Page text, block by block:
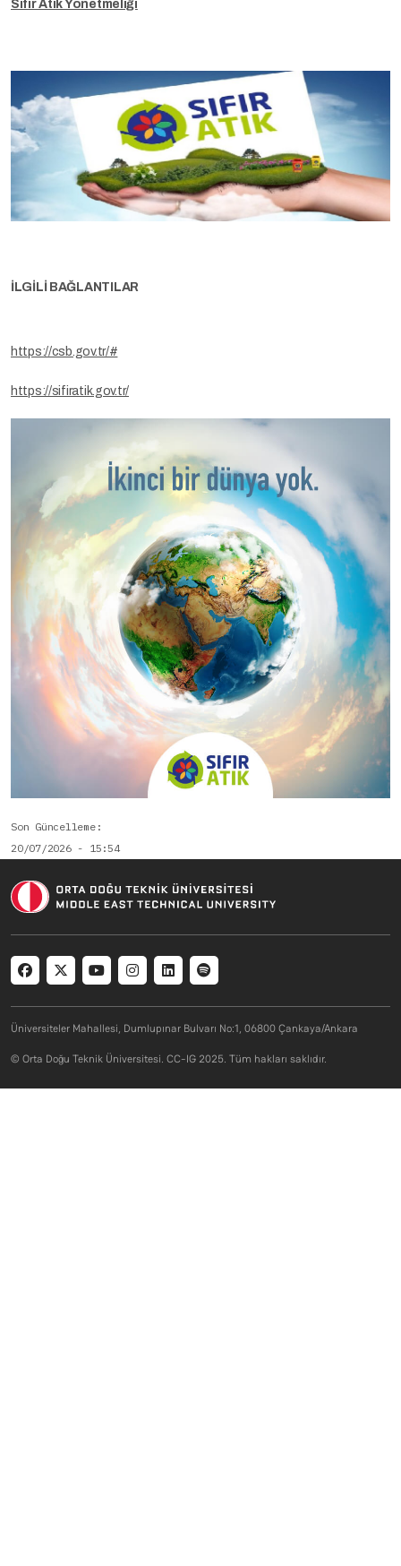
Sıfır Atık Yönetmeliği
İLGİLİ BAĞLANTILAR
https://csb.gov.tr/#
https://sifiratik.gov.tr/
Son Güncelleme
20/07/2026 - 15:54
Social menu
Üniversiteler Mahallesi, Dumlupınar Bulvarı No:1, 06800 Çankaya/Ankara
© Orta Doğu Teknik Üniversitesi. CC-IG 2025. Tüm hakları saklıdır.